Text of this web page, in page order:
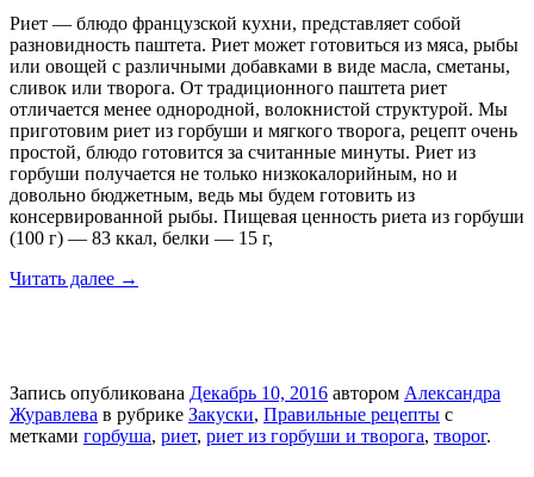
Риет — блюдо французской кухни, представляет собой
разновидность паштета. Риет может готовиться из мяса, рыбы
или овощей с различными добавками в виде масла, сметаны,
сливок или творога. От традиционного паштета риет
отличается менее однородной, волокнистой структурой. Мы
приготовим риет из горбуши и мягкого творога, рецепт очень
простой, блюдо готовится за считанные минуты. Риет из
горбуши получается не только низкокалорийным, но и
довольно бюджетным, ведь мы будем готовить из
консервированной рыбы. Пищевая ценность риета из горбуши
(100 г) — 83 ккал, белки — 15 г,
Читать далее →
Запись опубликована Декабрь 10, 2016 автором Александра
Журавлева в рубрике Закуски, Правильные рецепты с
метками горбуша, риет, риет из горбуши и творога, творог.